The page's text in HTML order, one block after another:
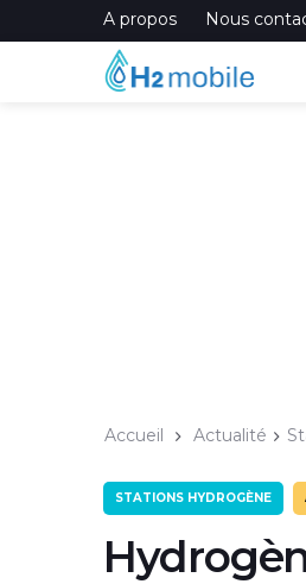
A propos Nous
Accueil Actualité
STATIONS HYDROGÈNE